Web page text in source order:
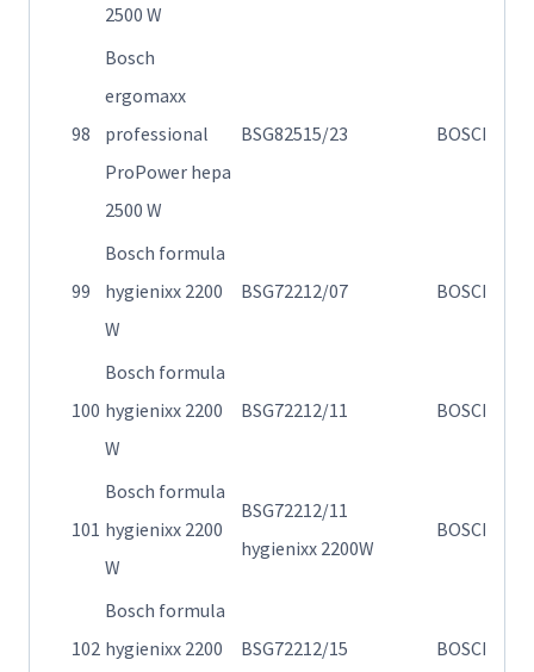
2500 W
98
Bosch
ergomaxx
professional
ProPower hepa
2500 W
BSG82515/23 BOSCH
99
Bosch formula
hygienixx 2200
W
BSG72212/07 BOSCH
100
Bosch formula
hygienixx 2200
W
BSG72212/11 BOSCH
101
Bosch formula
hygienixx 2200
W
BSG72212/11
hygienixx 2200W
BOSCH
102
Bosch formula
hygienixx 2200
BSG72212/15 BOSCH